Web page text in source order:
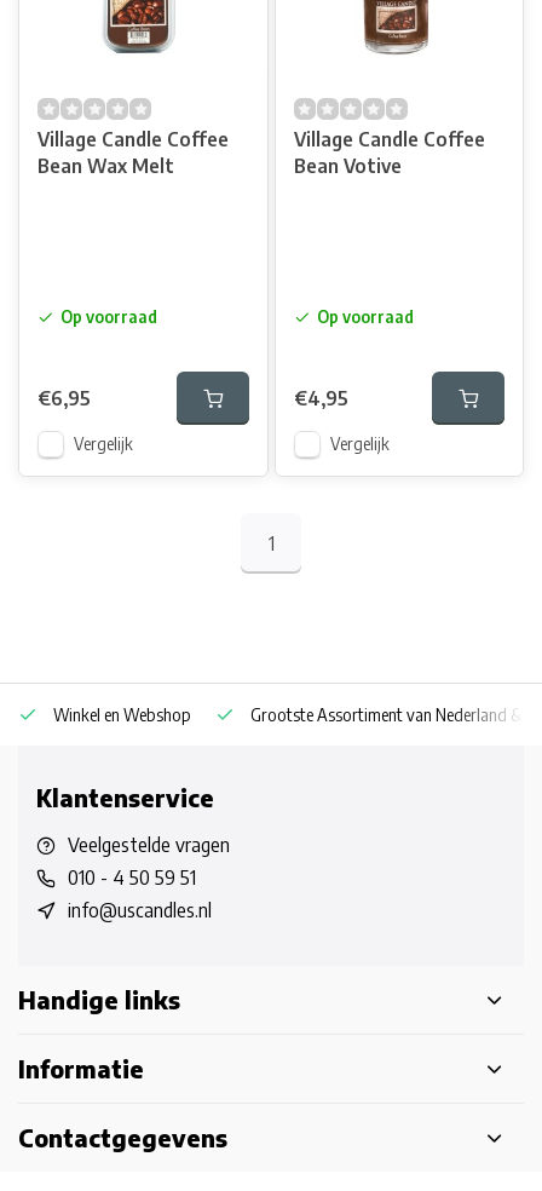
Village Candle Coffee
Bean Wax Melt
Op voorraad
€6,95
Vergelijk
Village Candle Coffee
Bean Votive
Op voorraad
€4,95
Vergelijk
1
Winkel en Webshop Grootste Assortiment van Nederland &
Klantenservice
Veelgestelde vragen
010 - 4 50 59 51
info@uscandles.nl
Handige links
Informatie
Contactgegevens